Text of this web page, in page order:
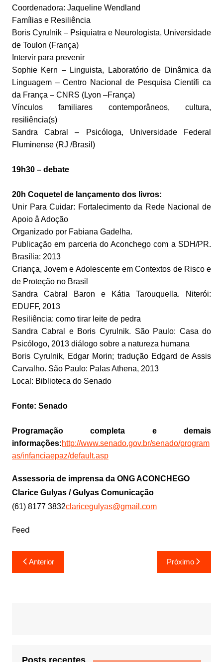
Coordenadora: Jaqueline Wendland
Famílias e Resiliência
Boris Cyrulnik – Psiquiatra e Neurologista, Universidade
de Toulon (França)
Intervir para prevenir
Sophie Kern – Linguista, Laboratório de Dinâmica da
Linguagem – Centro Nacional de Pesquisa Científi ca
da França – CNRS (Lyon –França)
Vínculos familiares contemporâneos, cultura,
resiliência(s)
Sandra Cabral – Psicóloga, Universidade Federal
Fluminense (RJ /Brasil)
19h30 – debate
20h Coquetel de lançamento dos livros:
Unir Para Cuidar: Fortalecimento da Rede Nacional de
Apoio â Adoção
Organizado por Fabiana Gadelha.
Publicação em parceria do Aconchego com a SDH/PR.
Brasília: 2013
Criança, Jovem e Adolescente em Contextos de Risco e
de Proteção no Brasil
Sandra Cabral Baron e Kátia Tarouquella. Niterói:
EDUFF, 2013
Resiliência: como tirar leite de pedra
Sandra Cabral e Boris Cyrulnik. São Paulo: Casa do
Psicólogo, 2013 diálogo sobre a natureza humana
Boris Cyrulnik, Edgar Morin; tradução Edgard de Assis
Carvalho. São Paulo: Palas Athena, 2013
Local: Biblioteca do Senado
Fonte: Senado
Programação completa e demais
informações:http://www.senado.gov.br/senado/program
as/infanciaepaz/default.asp
Assessoria de imprensa da ONG ACONCHEGO
Clarice Gulyas / Gulyas Comunicação
(61) 8177 3832claricegulyas@gmail.com
Feed
Navegação
de
Anterior Próximo